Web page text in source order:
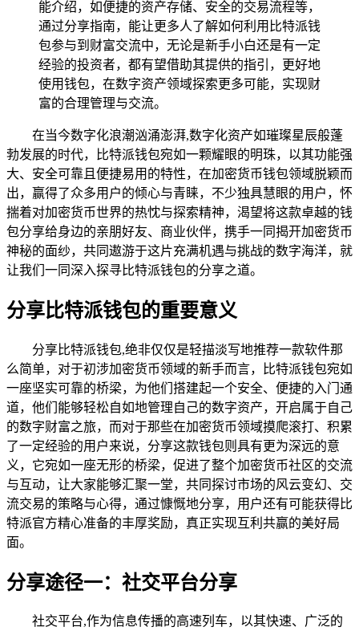
能介绍，如便捷的资产存储、安全的交易流程等，
通过分享指南，能让更多人了解如何利用比特派钱
包参与到财富交流中，无论是新手小白还是有一定
经验的投资者，都有望借助其提供的指引，更好地
使用钱包，在数字资产领域探索更多可能，实现财
富的合理管理与交流。
在当今数字化浪潮汹涌澎湃,数字化资产如璀璨星辰般蓬
勃发展的时代，比特派钱包宛如一颗耀眼的明珠，以其功能强
大、安全可靠且便捷易用的特性，在加密货币钱包领域脱颖而
出，赢得了众多用户的倾心与青睐，不少独具慧眼的用户，怀
揣着对加密货币世界的热忱与探索精神，渴望将这款卓越的钱
包分享给身边的亲朋好友、商业伙伴，携手一同揭开加密货币
神秘的面纱，共同遨游于这片充满机遇与挑战的数字海洋，就
让我们一同深入探寻比特派钱包的分享之道。
分享比特派钱包的重要意义
分享比特派钱包,绝非仅仅是轻描淡写地推荐一款软件那
么简单，对于初涉加密货币领域的新手而言，比特派钱包宛如
一座坚实可靠的桥梁，为他们搭建起一个安全、便捷的入门通
道，他们能够轻松自如地管理自己的数字资产，开启属于自己
的数字财富之旅，而对于那些在加密货币领域摸爬滚打、积累
了一定经验的用户来说，分享这款钱包则具有更为深远的意
义，它宛如一座无形的桥梁，促进了整个加密货币社区的交流
与互动，让大家能够汇聚一堂，共同探讨市场的风云变幻、交
流交易的策略与心得，通过慷慨地分享，用户还有可能获得比
特派官方精心准备的丰厚奖励，真正实现互利共赢的美好局
面。
分享途径一：社交平台分享
社交平台,作为信息传播的高速列车，以其快速、广泛的